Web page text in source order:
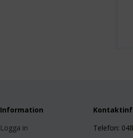
Information
Logga in
Telefon: